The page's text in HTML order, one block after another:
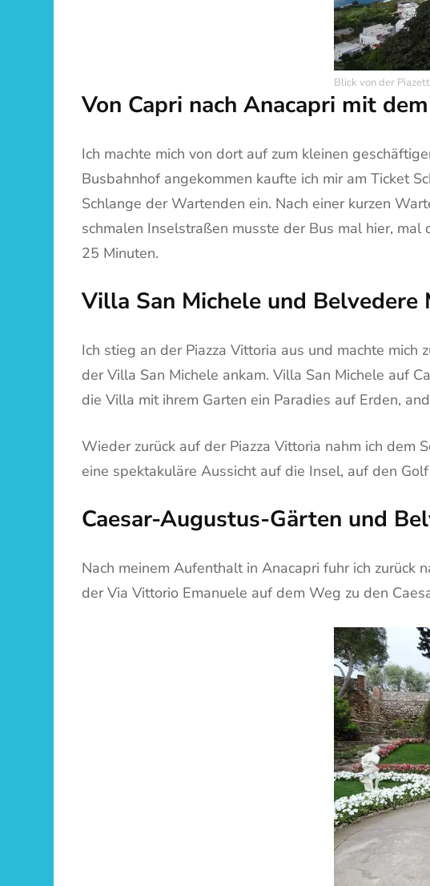
Blick von der
Von Capri nach Anacapri mit
Ich machte mich von dort auf zum kleinen
Busbahnhof angekommen kaufte ich mir am Ticket
Schlange der Wartenden ein. Nach einer kurzen
schmalen Inselstraßen musste der Bus mal hier,
25 Minuten.
Villa San Michele und Belvedere
Ich stieg an der Piazza Vittoria aus und machte
der Villa San Michele ankam. Villa San Michele auf
die Villa mit ihrem Garten ein Paradies auf Erden,
Wieder zurück auf der Piazza Vittoria nahm ich dem
eine spektakuläre Aussicht auf die Insel, auf den
Caesar-Augustus-Gärten und
Nach meinem Aufenthalt in Anacapri fuhr ich zurück
der Via Vittorio Emanuele auf dem Weg zu den